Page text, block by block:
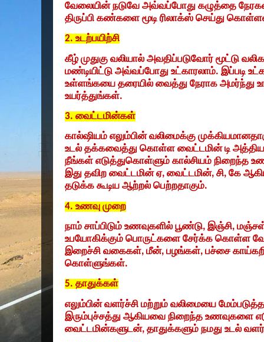
வேலையின் நடுவே அவ்வப்போது கழுத்தை
திருப்பி கண்களை மூடி ரிலாக்ஸ் செய்து
2. உடற்பயிற்சி
கீழ் முதுகு வலியால் அவதிப்படுவோர் மூட்டு
மண்டியிட்டு அவ்வப்போது உட்காரலாம். இப்படி
உள்ளங்கயை தரையில் வைத்து நேராக அமர்ந்து
உயர்த்துங்கள்.
3. வைட்டமின்கள்
கால்ஷியம் எலும்பின் வலிமைக்கு
உடல் தக்கவைத்து கொள்ள வைட்டமின் டி
நீங்கள் எடுத்துகொள்ளும் கால்சியம் நிறைந்த
இது தவிற வைட்டமின் ஏ, வைட்டமின், சி, கே
தடுக்க கூடிய ஆற்றல் பெற்றதாகும்.
4. உணவு முறை
நாம் சாப்பிடும் உணவுகளில் பூண்டு, இஞ்சி,
உபயோகிக்கும் பொருட்களை சேர்க்க கொள்ள
இறைச்சி வகைகள், மீன், பழங்கள், பச்சை
கொள்ளுங்கள்.
5. தாதுக்கள்
எலும்பின் வளர்ச்சி மற்றும் வலிமையை
இரும்புச்சத்து ஆகியவை நிறைந்த உணவுகளை
வைட்டமின்களுடன், தாதுக்களும் நமது உடல்